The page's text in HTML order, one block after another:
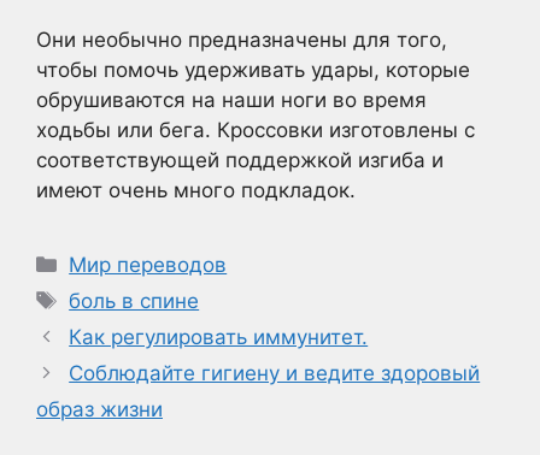
Они необычно предназначены для того,
чтобы помочь удерживать удары, которые
обрушиваются на наши ноги во время
ходьбы или бега. Кроссовки изготовлены с
соответствующей поддержкой изгиба и
имеют очень много подкладок.
Рубрики
Мир переводов
Метки
боль в спине
Как регулировать иммунитет.
Соблюдайте гигиену и ведите здоровый
образ жизни